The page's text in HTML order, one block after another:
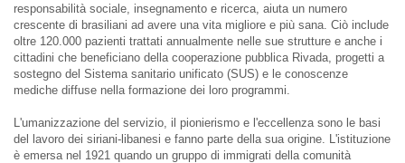
responsabilità sociale, insegnamento e ricerca, aiuta un numero
crescente di brasiliani ad avere una vita migliore e più sana. Ciò include
oltre 120.000 pazienti trattati annualmente nelle sue strutture e anche i
cittadini che beneficiano della cooperazione pubblica Rivada, progetti a
sostegno del Sistema sanitario unificato (SUS) e le conoscenze
mediche diffuse nella formazione dei loro programmi.
L'umanizzazione del servizio, il pionierismo e l'eccellenza sono le basi
del lavoro dei siriani-libanesi e fanno parte della sua origine. L'istituzione
è emersa nel 1921 quando un gruppo di immigrati della comunità